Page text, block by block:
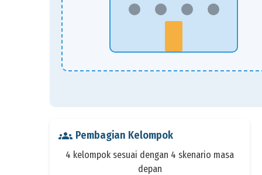
groups Pembagian Kelompok
4 kelompok sesuai dengan 4 skenario masa
depan